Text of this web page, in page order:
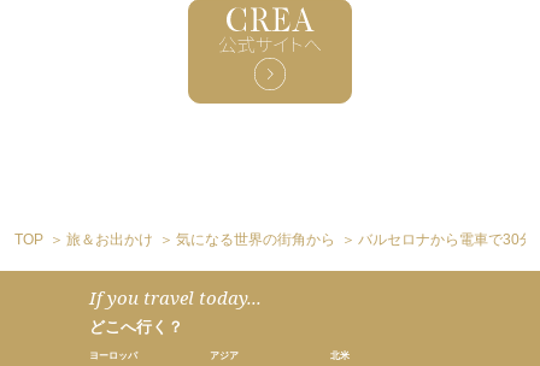
TOP 旅＆お出かけ 気になる世界の街角から バルセロナから電車で30分
If you travel today...
どこへ行く？
ヨーロッパ
アジア
北米